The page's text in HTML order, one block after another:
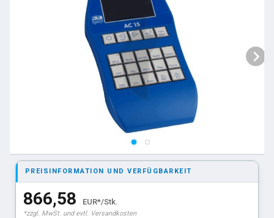
PREISINFORMATION UND VERFÜGBARKEIT
866,58 EUR*/Stk.
*zzgl. MwSt. und evtl. Versandkosten